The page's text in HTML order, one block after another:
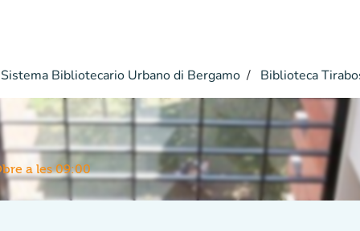
Sistema Bibliotecario Urbano di Bergamo Biblioteca
a les 09:00